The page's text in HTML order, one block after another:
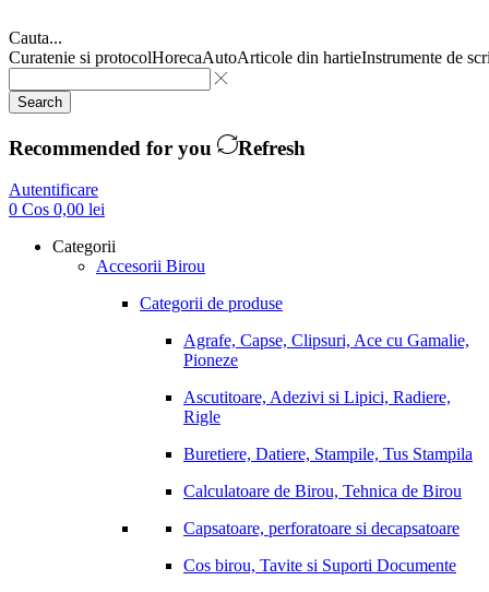
Cauta...
Curatenie si protocolHorecaAutoArticole din hartieInstrumente de
Search
Recommended for you Refresh
Autentificare
0 Cos 0,00 lei
Categorii
Accesorii Birou
Categorii de produse
Agrafe, Capse, Clipsuri, Ace cu Gamalie,
Pioneze
Ascutitoare, Adezivi si Lipici, Radiere,
Rigle
Buretiere, Datiere, Stampile, Tus Stampila
Calculatoare de Birou, Tehnica de Birou
Capsatoare, perforatoare si decapsatoare
Cos birou, Tavite si Suporti Documente